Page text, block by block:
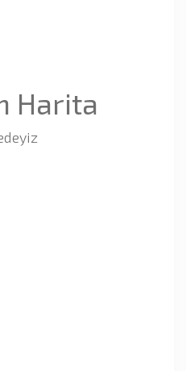
Harita